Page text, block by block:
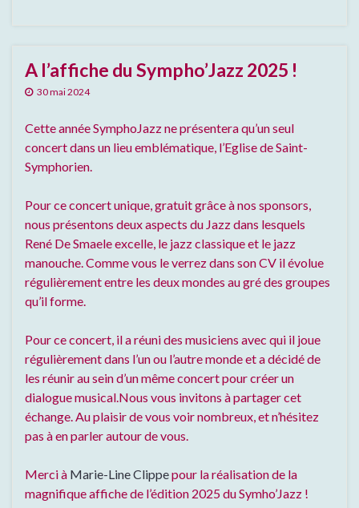
A l’affiche du Sympho’Jazz 2025 !
30 mai 2024
Cette année SymphoJazz ne présentera qu’un seul
concert dans un lieu emblématique, l’Eglise de Saint-
Symphorien.
Pour ce concert unique, gratuit grâce à nos sponsors,
nous présentons deux aspects du Jazz dans lesquels
René De Smaele excelle, le jazz classique et le jazz
manouche. Comme vous le verrez dans son CV il évolue
régulièrement entre les deux mondes au gré des groupes
qu’il forme.
Pour ce concert, il a réuni des musiciens avec qui il joue
régulièrement dans l’un ou l’autre monde et a décidé de
les réunir au sein d’un même concert pour créer un
dialogue musical.Nous vous invitons à partager cet
échange. Au plaisir de vous voir nombreux, et n’hésitez
pas à en parler autour de vous.
Merci à Marie-Line Clippepour la réalisation de la
magnifique affiche de l’édition 2025 du Symho’Jazz !